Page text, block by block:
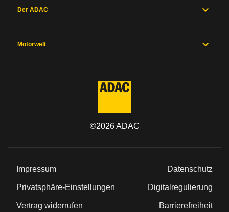
Der ADAC
Motorwelt
©2026ADAC
Impressum Datenschutz
Privatsphäre-Einstellungen Digitalregulierung
Vertrag widerrufen Barrierefreiheit